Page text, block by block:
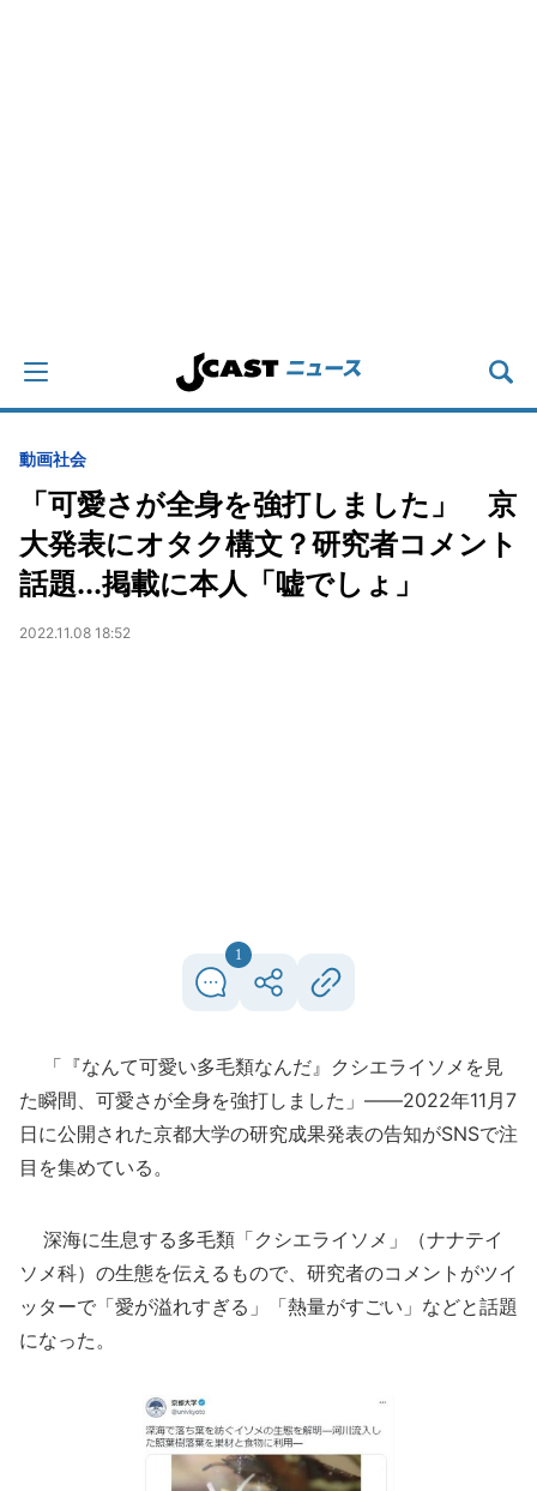
動画社会
「可愛さが全身を強打しました」 京
大発表にオタク構文？研究者コメント
話題...掲載に本人「嘘でしょ」
2022.11.08 18:52
1
「『なんて可愛い多毛類なんだ』クシエライソメを見
た瞬間、可愛さが全身を強打しました」――2022年11月7
日に公開された京都大学の研究成果発表の告知がSNSで注
目を集めている。
深海に生息する多毛類「クシエライソメ」（ナナテイ
ソメ科）の生態を伝えるもので、研究者のコメントがツイ
ッターで「愛が溢れすぎる」「熱量がすごい」などと話題
になった。